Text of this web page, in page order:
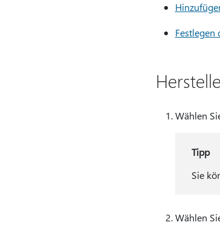
Festlegen
Wählen
Tipp
Sie
Wählen